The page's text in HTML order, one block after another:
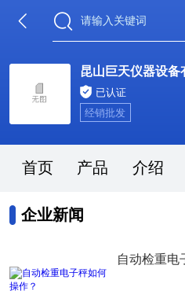
昆山巨天仪器设备
已认证
经销批发
首页 产品 介绍
企业新闻
自动检重电